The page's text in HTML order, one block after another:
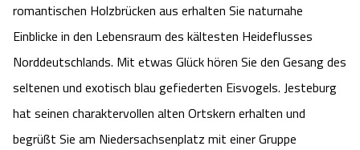
Veranstaltungen
Unterkünfte
Ausflugsziele
romantischen Holzbrücken aus erhalten Sie naturnahe
Einblicke in den Lebensraum des kältesten Heideflusses
Norddeutschlands. Mit etwas Glück hören Sie den Gesang des
seltenen und exotisch blau gefiederten Eisvogels. Jesteburg
hat seinen charaktervollen alten Ortskern erhalten und
begrüßt Sie am Niedersachsenplatz mit einer Gruppe